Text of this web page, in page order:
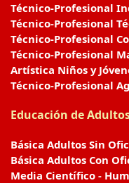
Técnico-Profesional
Técnico-Profesional
Técnico-Profesional
Técnico-Profesional
Artística Niños y
Técnico-Profesional
Educación de
Básica Adultos Sin
Básica Adultos Con
Media Científico -